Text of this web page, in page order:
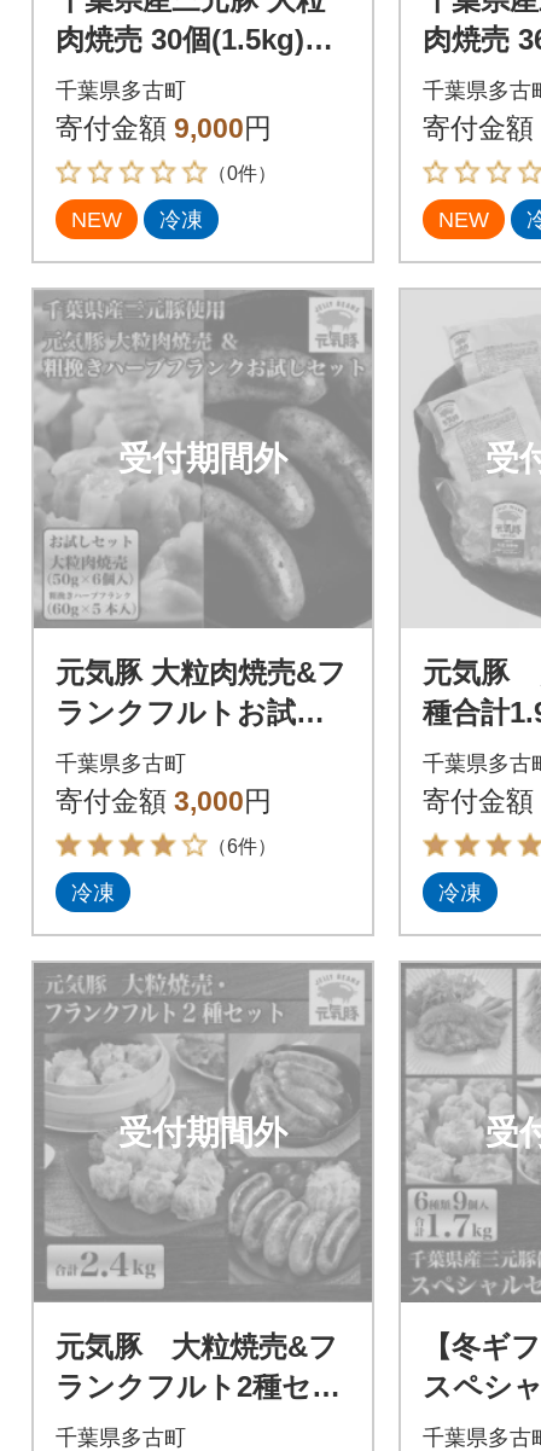
肉焼売 30個(1.5kg)元
気豚100%使用 冷凍
千葉県多古町
寄付金額 9,000円
（0件）
NEW 冷凍
肉焼売
気豚
千葉県多古
寄付金額
NEW
受付期間外
元気豚 大粒肉焼売&フ
ランクフルトお試し
セット 600g(50g×6
個入り、60g×5本入
り)
千葉県多古町
寄付金額 3,000円
（6件）
冷凍
受
元気豚
種合計
千葉県多古
寄付金額
冷凍
受付期間外
元気豚 大粒焼売&フ
ランクフルト2種セッ
ト
千葉県多古町
受
【冬ギ
スペシ
種類9個
千葉県多古